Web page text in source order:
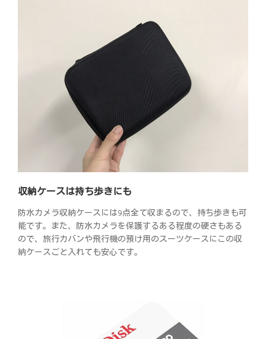
収納ケースは持ち歩きにも
防水カメラ収納ケースには9点全て収まるので、持ち歩きも可
能です。また、防水カメラを保護するある程度の硬さもある
ので、旅行カバンや飛行機の預け用のスーツケースにこの収
納ケースごと入れても安心です。